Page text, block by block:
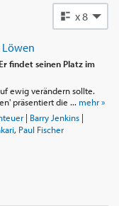
x 8
Löwen
findet seinen Platz im
ewig verändern sollte.
präsentiert die ... mehr »
| Barry Jenkins|
, Paul Fischer